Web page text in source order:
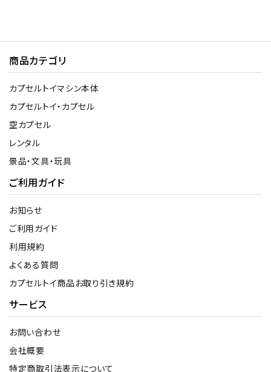
商品カテゴリ
カプセルトイマシン本体
カプセルトイ・カプセル
空カプセル
レンタル
景品・文具・玩具
ご利用ガイド
お知らせ
ご利用ガイド
利用規約
よくある質問
カプセルトイ商品お取り引き規約
サービス
お問い合わせ
会社概要
特定商取引法表示について